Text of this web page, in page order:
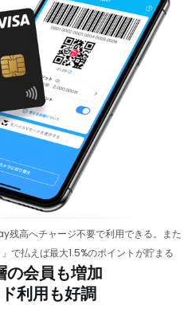
残高へチャージ不要で利用できる。また
で払えば最大1.5%のポイントが貯まる
会員も増加
利用も好調